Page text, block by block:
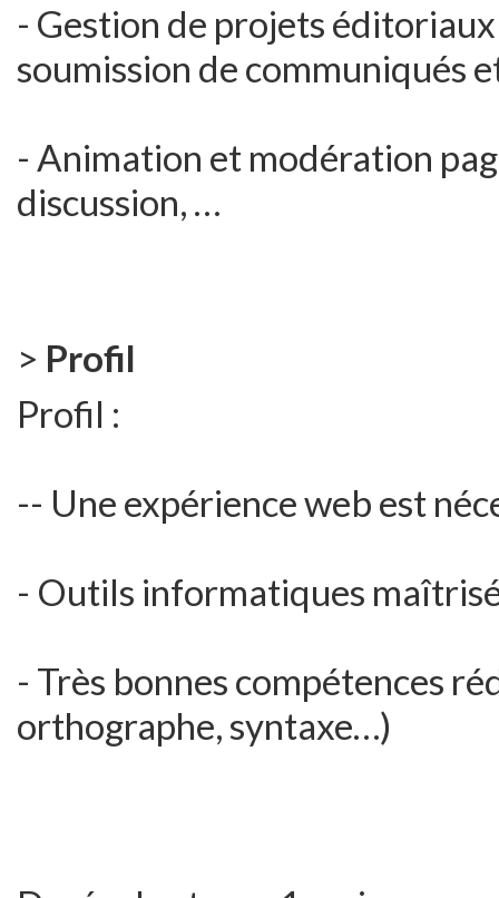
- Gestion de projets
soumission de communiqués
- Animation et modération
discussion, …
> Profil
Profil :
-- Une expérience web est
- Outils informatiques
- Très bonnes compétences
orthographe, syntaxe…)